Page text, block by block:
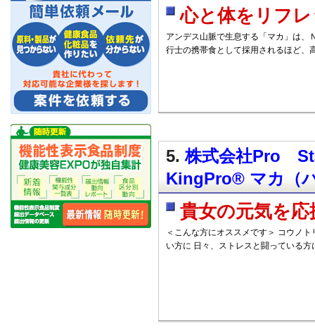
心と体をリフ
アンデス山脈で生息する「マカ」は、
行士の携帯食として採用されるほど、
5.株式会社Pro
KingPro® マカ（
貴女の元気を
＜こんな方にオススメです＞ コウノ
い方に 日々、ストレスと闘っている方